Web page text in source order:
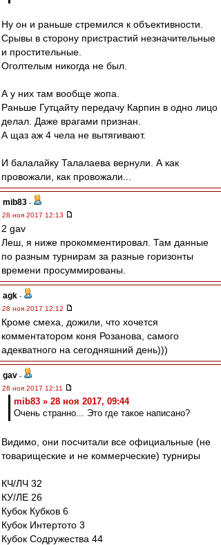
Ну он и раньше стремился к объективности.
Срывы в сторону пристрастий незначительные
и простительные.
Оголтелым никогда не был.
А у них там вообще жопа.
Раньше Гутцайту передачу Карпин в одно лицо
делал. Даже врагами признан.
А щаз аж 4 чела не вытягивают.
И балалайку Талалаева вернули. А как
провожали, как провожали...
mib83 -
28 ноя 2017 12:13
2 gav
Леш, я ниже прокомментировал. Там данные
по разным турнирам за разные горизонты
времени просуммированы.
agk -
28 ноя 2017 12:12
Кроме смеха, дожили, что хочется
комментатором коня Розанова, самого
адекватного на сегодняшний день)))
gav -
28 ноя 2017 12:11
mib83 » 28 ноя 2017, 09:44
Очень странно... Это где такое написано?
Видимо, они посчитали все официальные (не
товарищеские и не коммерческие) турниры
КЧ/ЛЧ 32
КУ/ЛЕ 26
Кубок Кубков 6
Кубок Интертото 3
Кубок Содружества 44